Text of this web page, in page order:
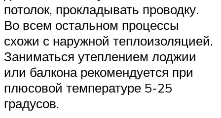
потолок, прокладывать проводку.
Во всем остальном процессы
схожи с наружной теплоизоляцией.
Заниматься утеплением лоджии
или балкона рекомендуется при
плюсовой температуре 5-25
градусов.